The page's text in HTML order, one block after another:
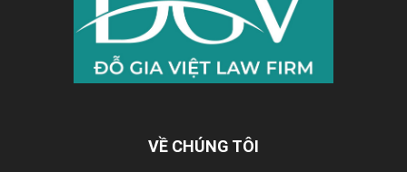
VỀ CHÚNG TÔI